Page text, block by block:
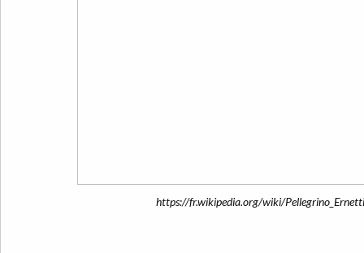
https://fr.wikipedia.org/wiki/Pellegrino_Ernetti